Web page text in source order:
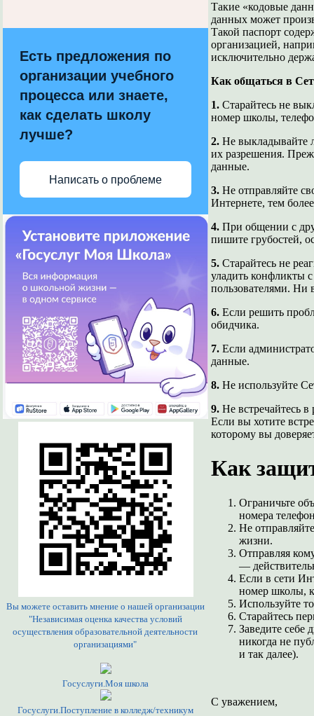
Есть предложения по
организации учебного
процесса или знаете,
как сделать школу
лучше?
Написать о проблеме
Вы можете оставить мнение о нашей организации
"Независимая оценка качества условий
осуществления образовательной деятельности
организациями"
Госуслуги.Моя школа
Госуслуги.Поступление в колледж/техникум
Такие «кодовые
данных может
Такой паспорт
организацией,
исключительно
Как общаться в
1. Старайтесь не
номер школы,
2. Не выкладывайте
их разрешения.
данные.
3. Не отправляйте
Интернете, тем
4. При общении с
пишите грубостей,
5. Старайтесь не
уладить конфликты
пользователями. Ни
6. Если решить
обидчика.
7. Если
данные.
8. Не используйте
9. Не встречайтесь
Если вы хотите
Как
Ограничьте
номера
Не
жизни.
Отправляя
—
Если в сети
номер школы,
Используйте
Старайтесь
Заведите себе
никогда не
и так далее).
С уважением,